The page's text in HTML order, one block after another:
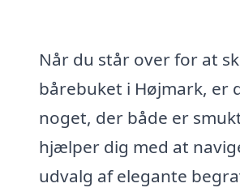
Når du står over for at
bårebuket i Højmark, er
noget, der både er
hjælper dig med at
udvalg af elegante